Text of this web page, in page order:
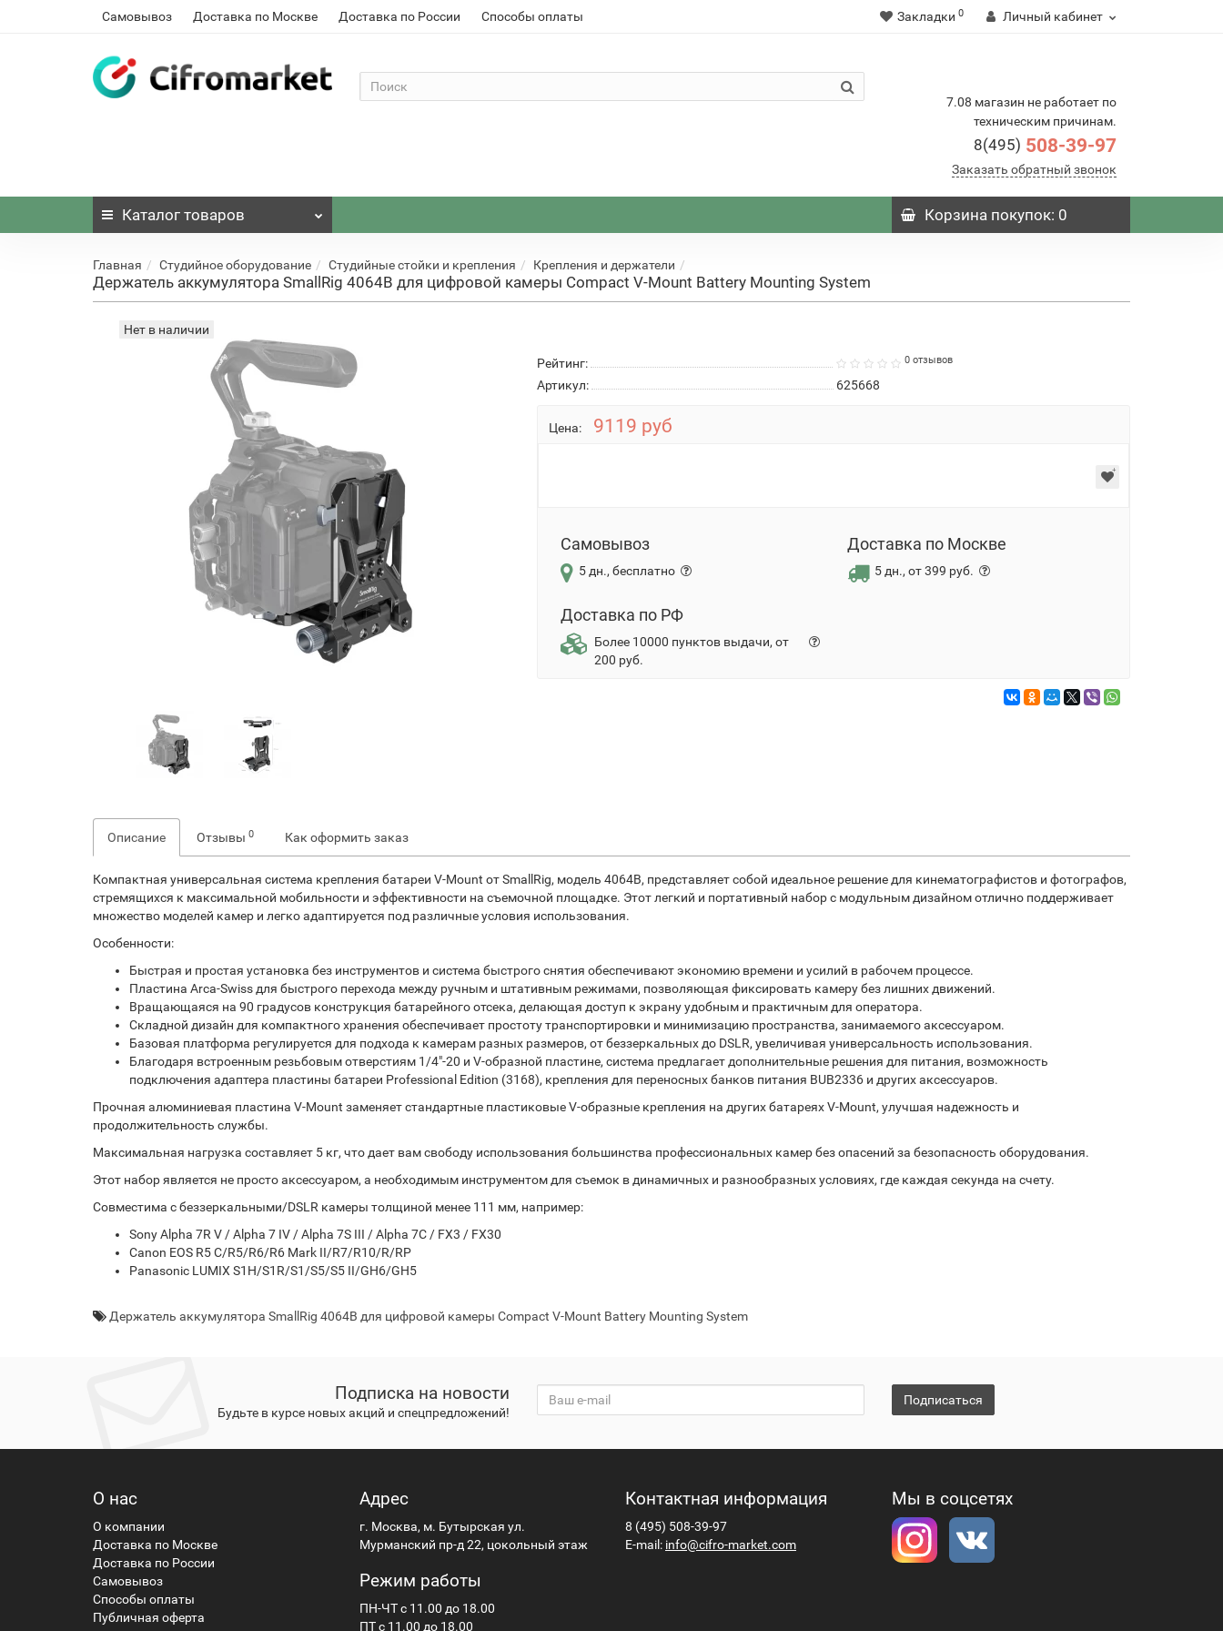
Самовывоз Доставка по Москве Доставка по России Способы оплаты Закладки 0 Личный кабинет
7.08 магазин не работает по
техническим причинам.
8(495) 508-39-97
Заказать обратный звонок
Каталог товаров Корзинапокупок: 0
Главная Студийное оборудование Студийные стойки и крепления Крепления и держатели
Держатель аккумулятора SmallRig 4064B для цифровой камеры Compact V-Mount Battery Mounting System
Нет в наличии
Рейтинг: 0 отзывов
Артикул: 625668
Цена: 9119 руб
Самовывоз
5 дн., бесплатно
Доставка по Москве
5 дн., от 399 руб.
Доставка по РФ
Более 10000 пунктов выдачи, от
200 руб.
Описание Отзывы 0 Как оформить заказ
Компактная универсальная система крепления батареи V-Mount от SmallRig, модель 4064B, представляет собой идеальное решение для кинематографистов и фотографов,
стремящихся к максимальной мобильности и эффективности на съемочной площадке. Этот легкий и портативный набор с модульным дизайном отлично поддерживает
множество моделей камер и легко адаптируется под различные условия использования.
Особенности:
Быстрая и простая установка без инструментов и система быстрого снятия обеспечивают экономию времени и усилий в рабочем процессе.
Пластина Arca-Swiss для быстрого перехода между ручным и штативным режимами, позволяющая фиксировать камеру без лишних движений.
Вращающаяся на 90 градусов конструкция батарейного отсека, делающая доступ к экрану удобным и практичным для оператора.
Складной дизайн для компактного хранения обеспечивает простоту транспортировки и минимизацию пространства, занимаемого аксессуаром.
Базовая платформа регулируется для подхода к камерам разных размеров, от беззеркальных до DSLR, увеличивая универсальность использования.
Благодаря встроенным резьбовым отверстиям 1/4"-20 и V-образной пластине, система предлагает дополнительные решения для питания, возможность
подключения адаптера пластины батареи Professional Edition (3168), крепления для переносных банков питания BUB2336 и других аксессуаров.
Прочная алюминиевая пластина V-Mount заменяет стандартные пластиковые V-образные крепления на других батареях V-Mount, улучшая надежность и
продолжительность службы.
Максимальная нагрузка составляет 5 кг, что дает вам свободу использования большинства профессиональных камер без опасений за безопасность оборудования.
Этот набор является не просто аксессуаром, а необходимым инструментом для съемок в динамичных и разнообразных условиях, где каждая секунда на счету.
Совместима с беззеркальными/DSLR камеры толщиной менее 111 мм, например:
Sony Alpha 7R V / Alpha 7 IV / Alpha 7S III / Alpha 7C / FX3 / FX30
Canon EOS R5 C/R5/R6/R6 Mark II/R7/R10/R/RP
Panasonic LUMIX S1H/S1R/S1/S5/S5 II/GH6/GH5
Держатель аккумулятора SmallRig 4064B для цифровой камеры Compact V-Mount Battery Mounting System
Подписка на новости
Будьте в курсе новых акций и спецпредложений!
Подписаться
О нас
О компании
Доставка по Москве
Доставка по России
Самовывоз
Способы оплаты
Публичная оферта
Адрес
г. Москва, м. Бутырская ул.
Мурманский пр-д 22, цокольный этаж
Режим работы
ПН-ЧТ с 11.00 до 18.00
ПТ с 11.00 до 18.00
Контактная информация
8 (495) 508-39-97
E-mail: info@cifro-market.com
Мы в соцсетях